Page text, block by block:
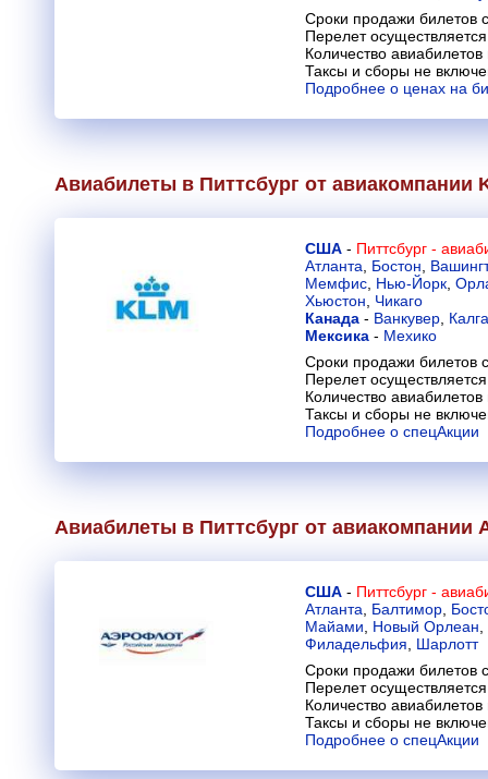
Сроки продажи билетов
Перелет
Количество
Таксы и сборы не
Подробнее о ценах на
Авиабилеты в Питтсбург от авиакомпании
США - Питтсбург -
Атланта
Бостон
Мемфис Нью-Йорк
Хьюстон
Чикаго
Канада - Ванкувер
Мексика - Мехико
Сроки продажи билетов
Перелет
Количество
Таксы и сборы не
Подробнее о спецАкции
Авиабилеты в Питтсбург от авиакомпании
США - Питтсбург -
Атланта
Балтимор
Майами
Новый Орлеан
Филадельфия
Шарлотт
Сроки продажи билетов
Перелет
Количество
Таксы и сборы не
Подробнее о спецАкции